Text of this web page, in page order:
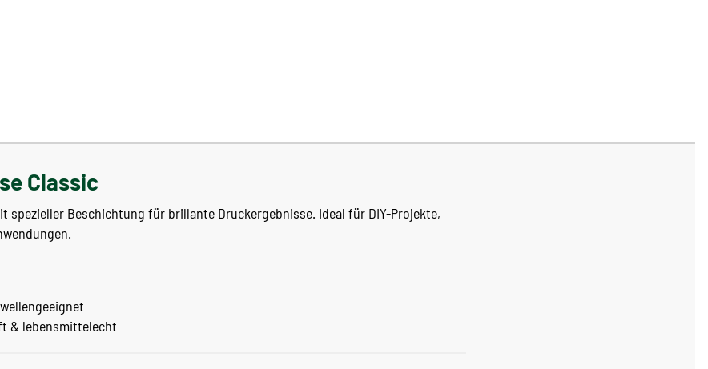
Classic
spezieller Beschichtung für brillante Druckergebnisse. Ideal für DIY-Projekte,
& lebensmittelecht